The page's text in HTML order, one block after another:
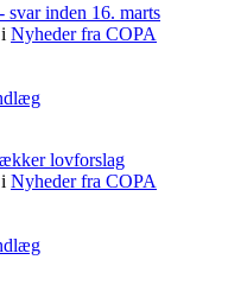
svar inden 16. marts
Nyheder fra COPA
lovforslag
Nyheder fra COPA